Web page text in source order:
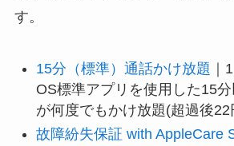
す。
15分（標準）通話かけ放題 ｜
OS標準アプリを使用した15
が何度でもかけ放題(超過後22
故障紛失保証 with AppleCare